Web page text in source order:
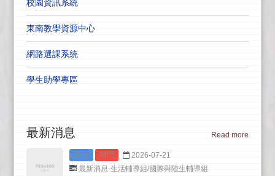
校園資訊系統
東南教學資源中心
網路選課系統
學生助學專區
最新消息
置頂 熱門
2026-07-21
最新消息-生活輔導組/國際與陸生輔導組
Read more